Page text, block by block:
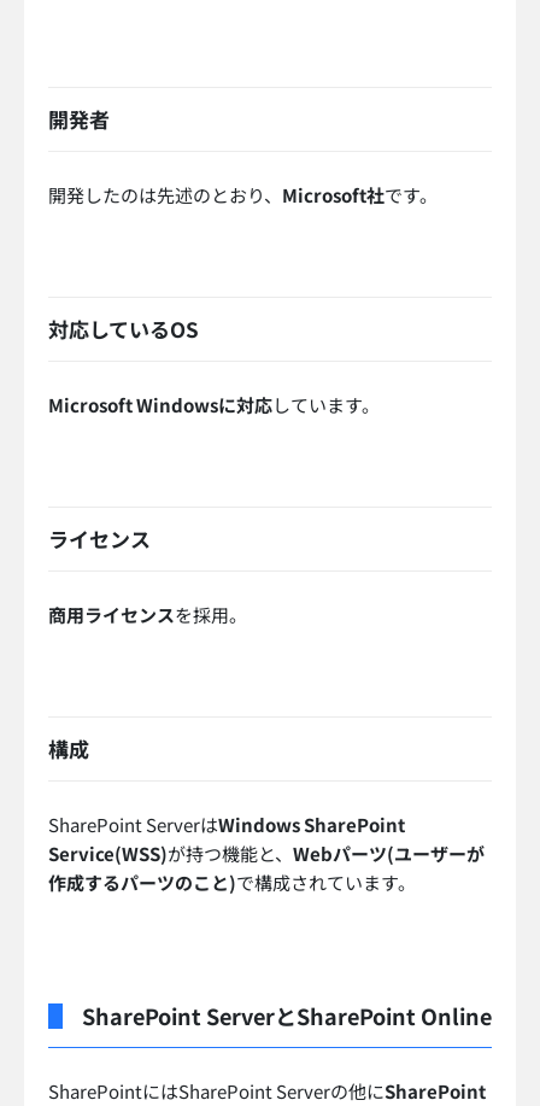
開発者
開発したのは先述のとおり、 Microsoft社です。
対応しているOS
Microsoft Windowsに対応しています。
ライセンス
商用ライセンスを採用。
構成
SharePoint ServerはWindows SharePoint
Service(WSS)が持つ機能と、 Webパーツ(ユーザーが
作成するパーツのこと)で構成されています。
SharePoint ServerとSharePoint Online
SharePointにはSharePoint Serverの他にSharePoint